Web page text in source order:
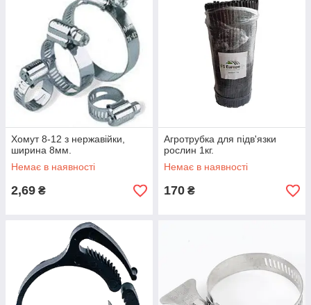
Хомут 8-12 з нержавійки,
ширина 8мм.
Немає в наявності
2,69 ₴
Агротрубка для підв'язки
рослин 1кг.
Немає в наявності
170 ₴